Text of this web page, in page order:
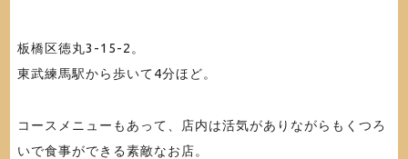
板橋区徳丸3-15-2。
東武練馬駅から歩いて4分ほど。
コースメニューもあって、店内は活気がありながらもくつろ
いで食事ができる素敵なお店。